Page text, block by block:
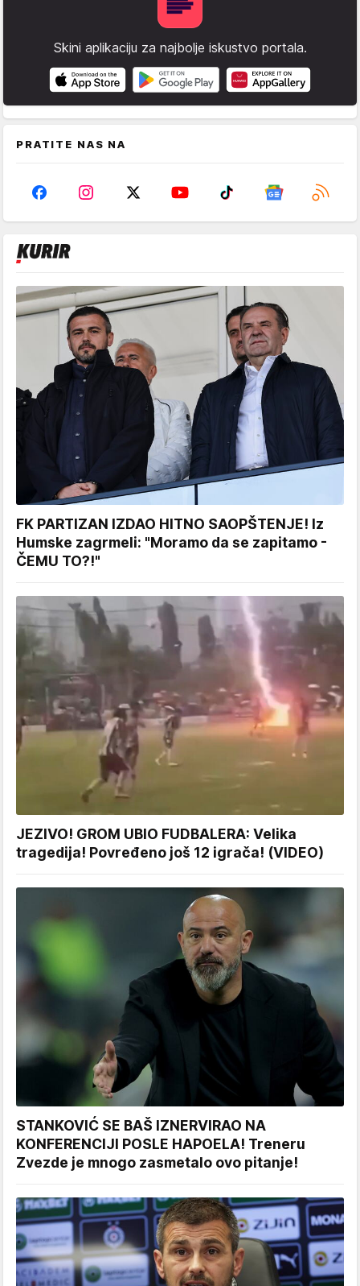
Skini aplikaciju za najbolje iskustvo portala.
PRATITE NAS NA
FK PARTIZAN IZDAO HITNO SAOPŠTENJE! Iz
Humske zagrmeli: "Moramo da se zapitamo -
ČEMU TO?!"
JEZIVO! GROM UBIO FUDBALERA: Velika
tragedija! Povređeno još 12 igrača! (VIDEO)
STANKOVIĆ SE BAŠ IZNERVIRAO NA
KONFERENCIJI POSLE HAPOELA! Treneru
Zvezde je mnogo zasmetalo ovo pitanje!